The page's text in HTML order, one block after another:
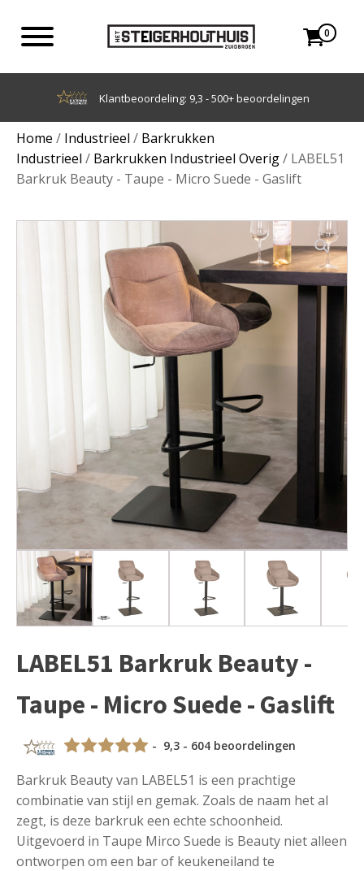
0
Achteraf betalen met Klarna
Home / Industrieel / Barkrukken
Industrieel / Barkrukken Industrieel Overig/ LABEL51
Barkruk Beauty - Taupe - Micro Suede - Gaslift
LABEL51 Barkruk Beauty -
Taupe - Micro Suede - Gaslift
- 9,3 - 604 beoordelingen
Barkruk Beauty van LABEL51 is een prachtige
combinatie van stijl en gemak. Zoals de naam het al
zegt, is deze barkruk een echte schoonheid.
Uitgevoerd in Taupe Mirco Suede is Beauty niet alleen
ontworpen om een bar of keukeneiland te